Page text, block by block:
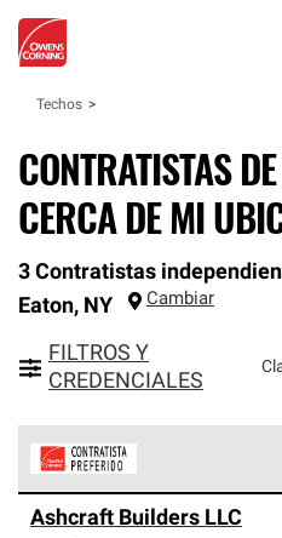
Techos
CONTRATISTAS
CERCA DE MI
3 Contratistas
Eaton, NY Cambiar
FILTROS Y
CREDENCIALES
parte de una red exclusiva
Ashcraft Builders LLC